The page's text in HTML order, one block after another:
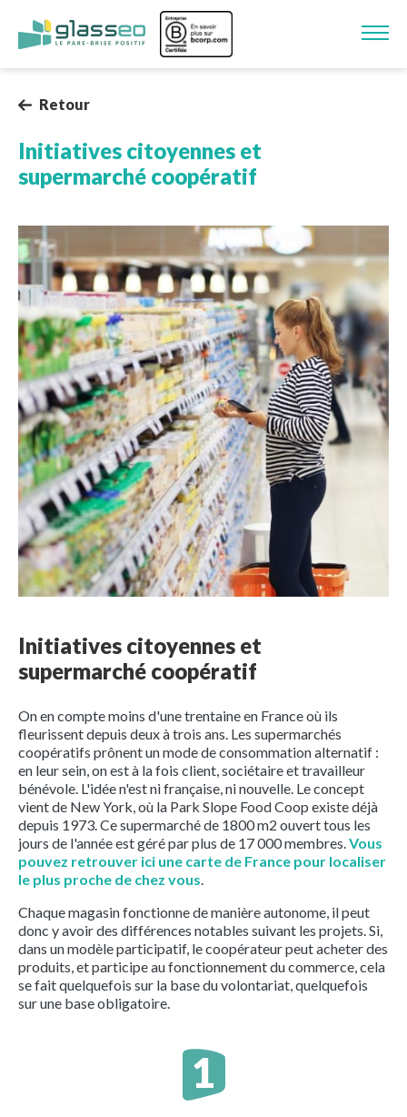
Aller au contenu principal
Image
Retour
Initiatives citoyennes et
supermarché coopératif
Initiatives citoyennes et
supermarché coopératif
On en compte moins d'une trentaine en France où ils
fleurissent depuis deux à trois ans. Les supermarchés
coopératifs prônent un mode de consommation alternatif :
en leur sein, on est à la fois client, sociétaire et travailleur
bénévole. L'idée n'est ni française, ni nouvelle. Le concept
vient de New York, où la Park Slope Food Coop existe déjà
depuis 1973. Ce supermarché de 1800 m2 ouvert tous les
jours de l'année est géré par plus de 17 000 membres. Vous
pouvez retrouver ici une carte de France pour localiser
le plus proche de chez vous
Chaque magasin fonctionne de manière autonome, il peut
donc y avoir des différences notables suivant les projets. Si,
dans un modèle participatif, le coopérateur peut acheter des
produits, et participe au fonctionnement du commerce, cela
se fait quelquefois sur la base du volontariat, quelquefois
sur une base obligatoire.